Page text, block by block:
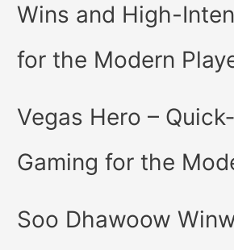
Wins and High-
for the Modern
Vegas Hero –
Gaming for the
Soo Dhawoow